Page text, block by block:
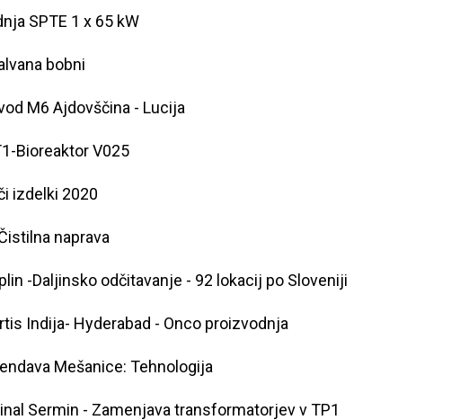
SPTE 1 x 65 kW
bobni
M6 Ajdovščina - Lucija
Bioreaktor V025
izdelki 2020
naprava
-Daljinsko odčitavanje - 92 lokacij po Sloveniji
Indija- Hyderabad - Onco proizvodnja
Mešanice: Tehnologija
Sermin - Zamenjava transformatorjev v TP1